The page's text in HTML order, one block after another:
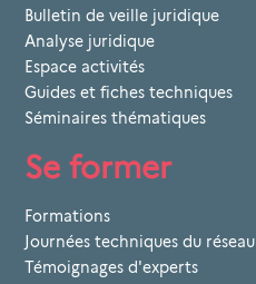
Bulletin de veille juridique
Analyse juridique
Espace activités
Guides et fiches techniques
Séminaires thématiques
Se former
Formations
Journées techniques du réseau
Témoignages d'experts